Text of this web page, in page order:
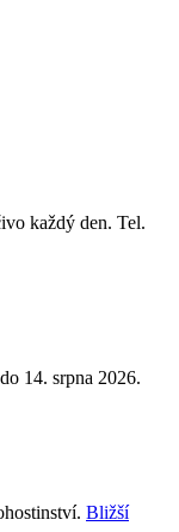
každý den. Tel.
14. srpna 2026.
Bližší